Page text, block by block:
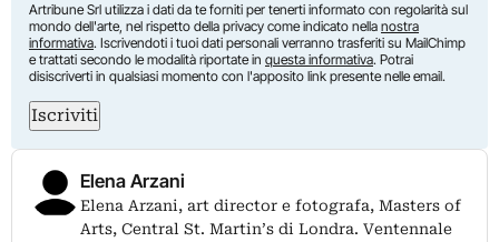
Artribune Srl utilizza i dati da te forniti per tenerti informato con regolarità sul
mondo dell'arte, nel rispetto della privacy come indicato nella nostra
informativa. Iscrivendoti i tuoi dati personali verranno trasferiti su MailChimp
e trattati secondo le modalità riportate in questa informativa. Potrai
disiscriverti in qualsiasi momento con l'apposito link presente nelle email.
Iscriviti
Elena Arzani
Elena Arzani, art director e fotografa, Masters of
Arts, Central St. Martin’s di Londra. Ventennale